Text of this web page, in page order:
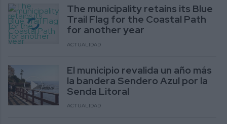
The municipality retains its Blue
Trail Flag for the Coastal Path
for another year
ACTUALIDAD
El municipio revalida un año más
la bandera Sendero Azul por la
Senda Litoral
ACTUALIDAD